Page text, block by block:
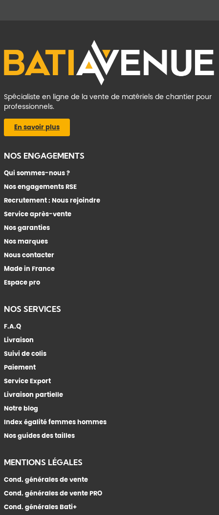
Spécialiste en ligne de la vente de matériels de chantier pour
professionnels.
En savoir plus
NOS ENGAGEMENTS
Qui sommes-nous ?
Nos engagements RSE
Recrutement : Nous rejoindre
Service après-vente
Nos garanties
Nos marques
Nous contacter
Made in France
Espace pro
NOS SERVICES
F.A.Q
Livraison
Suivi de colis
Paiement
Service Export
Livraison partielle
Notre blog
Index égalité femmes hommes
Nos guides des tailles
MENTIONS LÉGALES
Cond. générales de vente
Cond. générales de vente PRO
Cond. générales Bati+